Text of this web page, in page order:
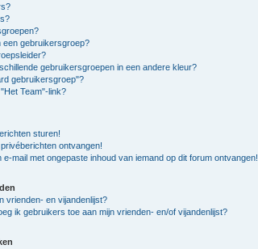
een gebruikersgroep?
gebruikersgroepen in een andere kleur?
gebruikersgroep"?
Team"-link?
sturen!
ontvangen!
e-mail met ongepaste inhoud van iemand op dit forum ontvangen!
vrienden- en vijandenlijst?
ik gebruikers toe aan mijn vrienden- en/of vijandenlijst?